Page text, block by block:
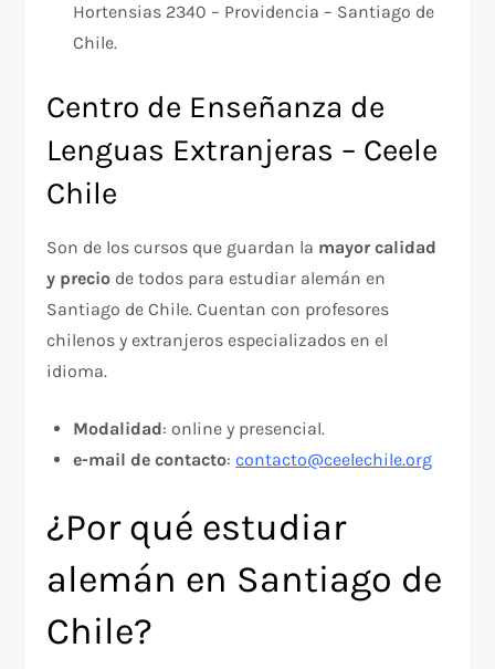
Hortensias 2340 – Providencia – Santiago de
Chile.
Centro de Enseñanza de
Lenguas Extranjeras – Ceele
Chile
Son de los cursos que guardan la mayor calidad
y precio de todos para estudiar alemán en
Santiago de Chile. Cuentan con profesores
chilenos y extranjeros especializados en el
idioma.
Modalidad: online y presencial.
e-mail de contacto:contacto@ceelechile.org
¿Por qué estudiar
alemán en Santiago de
Chile?